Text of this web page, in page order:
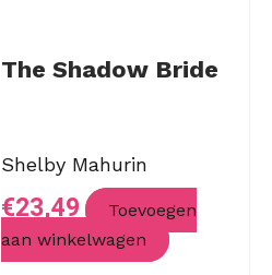
The Shadow Bride
Shelby Mahurin
€23,49
Toevoegen
aan winkelwagen